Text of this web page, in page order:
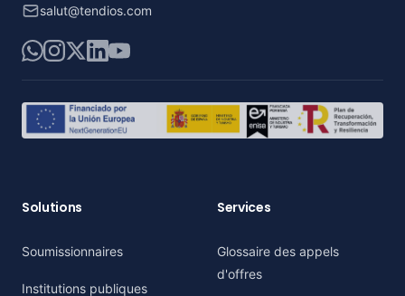
salut@tendios.com
WhatsApp
Instagram
X LinkedIn
YouTube
Solutions
Soumissionnaires
Institutions publiques
Services
Glossaire des appels
d'offres